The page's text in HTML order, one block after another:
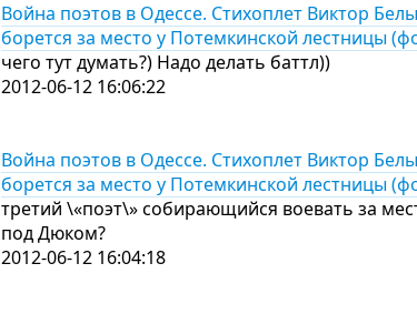
Война поэтов в Одессе. Стихоплет Виктор
борется за место у Потемкинской лестницы
чего тут думать?) Надо делать баттл))
2012-06-12 16:06:22
Война поэтов в Одессе. Стихоплет Виктор
борется за место у Потемкинской лестницы
третий \«поэт\» собирающийся воевать за
под Дюком?
2012-06-12 16:04:18